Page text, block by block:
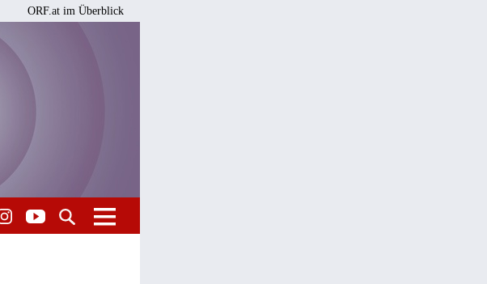
ORF.at im Überblick